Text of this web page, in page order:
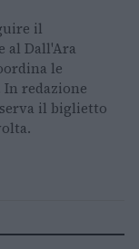
il
al Dall'Ara
le
redazione
il biglietto